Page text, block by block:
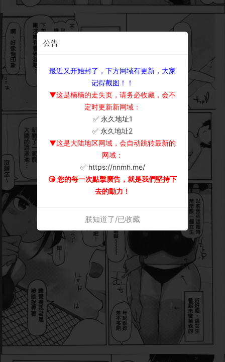
公告
最近又开始封了，下方网域有更新，大家
记得截图！！
▼这是楠楠的走失页，请务必收藏，会不
定时更新新网域：
✅ 永久地址1
✅ 永久地址2
▼这是大陆地区网域，会自动跳转最新的
网域：
✅ https://nnmh.me/
😘 您的每一次點擊廣告，就是我們堅持下
去的動力！
朕知道了/已收藏